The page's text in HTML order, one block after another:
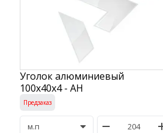
Уголок алюминиевый
100х40х4 - АН
Предзаказ